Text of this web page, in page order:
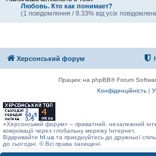
Любовь. Кто как понимает?
(1 повідомлення / 8.33% від усіх
Херсонський форум
Працює на phpBB® Forum
Конфіденційність |
«Херсонський форум» – приватний, незалежний
комунікації через глобальну мережу Інтернет.
Відкривайте hf.ua та приєднуйтесь до дружньої
до сьогодні. © Всі права захищені.